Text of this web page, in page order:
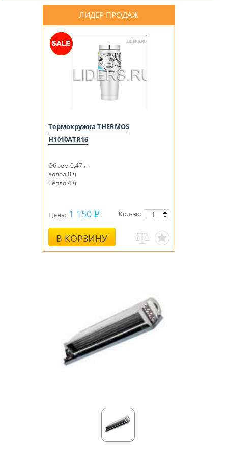
ЛИДЕР ПРОДАЖ
Термокружка THERMOS
H1010ATR16
Объем 0,47 л
Холод 8 ч
Тепло 4 ч
Цена: 1 150
В КОРЗИНУ
Кол-во: